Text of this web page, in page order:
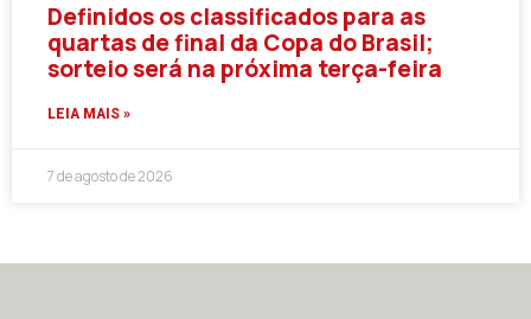
Definidos os classificados para as
quartas de final da Copa do Brasil;
sorteio será na próxima terça-feira
LEIA MAIS »
7 de agosto de 2026